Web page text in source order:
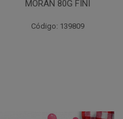
MORAN 80G FINI
Código: 139809